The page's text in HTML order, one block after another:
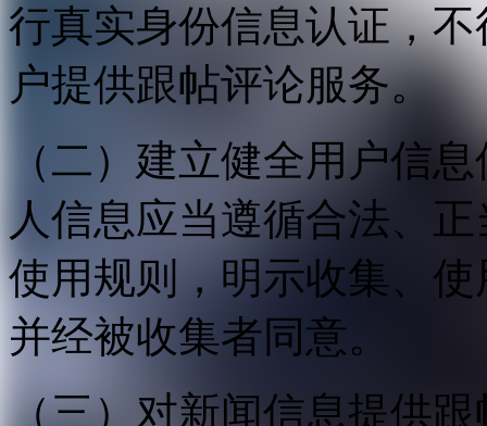
行真实身份信息认证，
户提供跟帖评论服务。
（二）建立健全用户信
人信息应当遵循合法、
使用规则，明示收集、
并经被收集者同意。
（三）对新闻信息提供